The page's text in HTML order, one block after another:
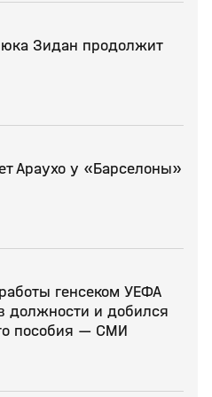
Зидан продолжит
Араухо у «Барселоны»
генсеком УЕФА
должности и добился
пособия — СМИ